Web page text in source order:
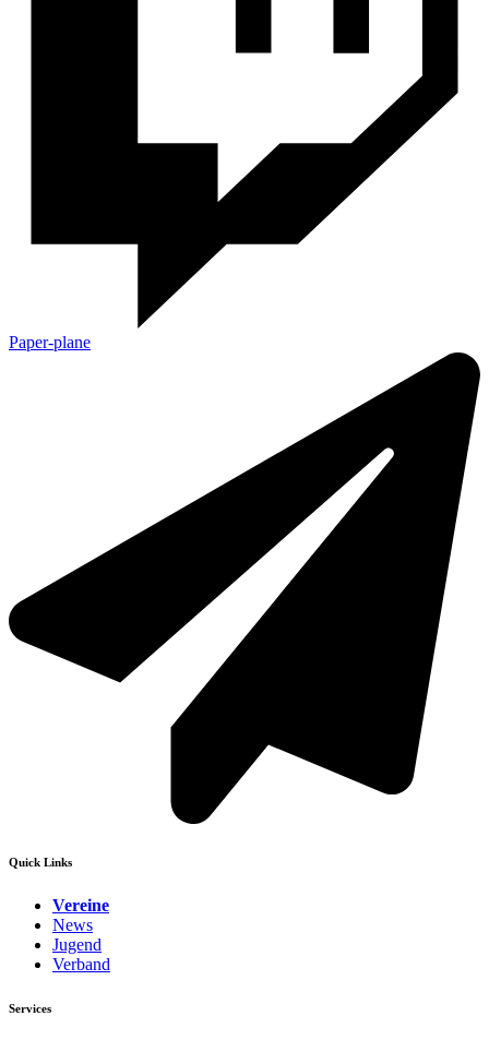
Paper-plane
Quick Links
Vereine
News
Jugend
Verband
Services